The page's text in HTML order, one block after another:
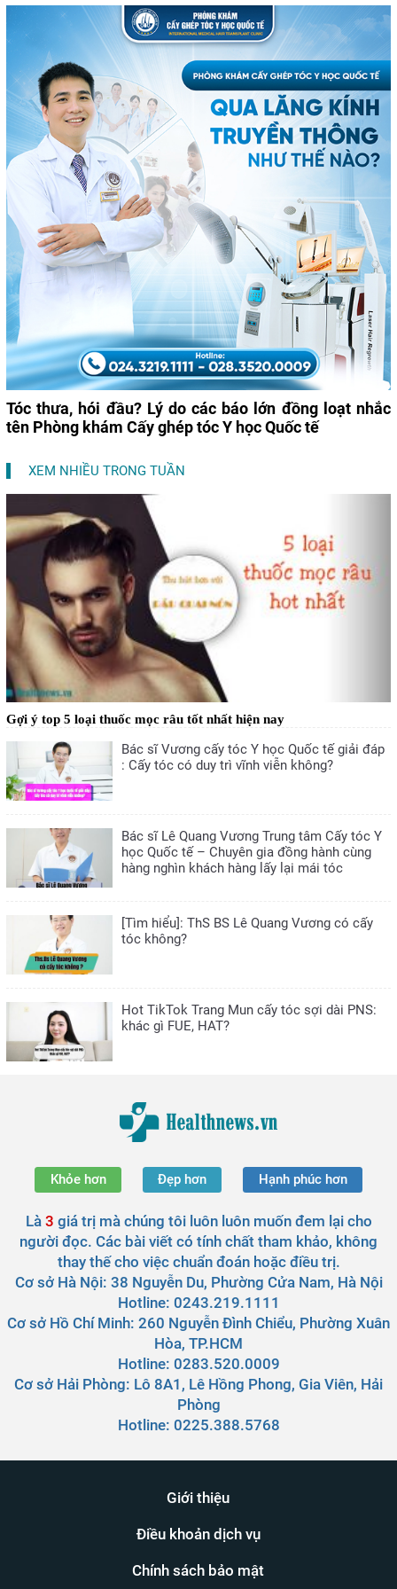
Tóc thưa, hói đầu? Lý do các báo lớn đồng loạt nhắc
tên Phòng khám Cấy ghép tóc Y học Quốc tế
XEM NHIỀU TRONG TUẦN
Gợi ý top 5 loại thuốc mọc râu tốt nhất hiện nay
Bác sĩ Vương cấy tóc Y học Quốc tế giải đáp
: Cấy tóc có duy trì vĩnh viễn không?
Bác sĩ Lê Quang Vương Trung tâm Cấy tóc Y
học Quốc tế – Chuyên gia đồng hành cùng
hàng nghìn khách hàng lấy lại mái tóc
[Tìm hiểu]: ThS BS Lê Quang Vương có cấy
tóc không?
Hot TikTok Trang Mun cấy tóc sợi dài PNS:
khác gì FUE, HAT?
Khỏe hơn Đẹp hơn Hạnh phúc hơn
Là 3 giá trị mà chúng tôi luôn luôn muốn đem lại cho
người đọc. Các bài viết có tính chất tham khảo, không
thay thế cho việc chuẩn đoán hoặc điều trị.
Cơ sở Hà Nội: 38 Nguyễn Du, Phường Cửa Nam, Hà Nội
Hotline: 0243.219.1111
Cơ sở Hồ Chí Minh: 260 Nguyễn Đình Chiểu, Phường Xuân
Hòa, TP.HCM
Hotline: 0283.520.0009
Cơ sở Hải Phòng: Lô 8A1, Lê Hồng Phong, Gia Viên, Hải
Phòng
Hotline: 0225.388.5768
Giới thiệu
Điều khoản dịch vụ
Chính sách bảo mật